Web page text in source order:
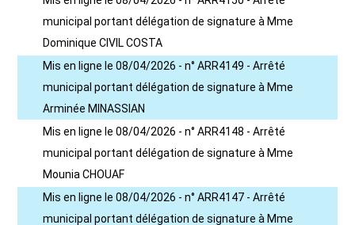
municipal portant délégation de signature à Mme
Dominique CIVIL COSTA
Mis en ligne le 08/04/2026 - n° ARR4149 - Arrêté
municipal portant délégation de signature à Mme
Arminée MINASSIAN
Mis en ligne le 08/04/2026 - n° ARR4148 - Arrêté
municipal portant délégation de signature à Mme
Mounia CHOUAF
Mis en ligne le 08/04/2026 - n° ARR4147 - Arrêté
municipal portant délégation de signature à Mme